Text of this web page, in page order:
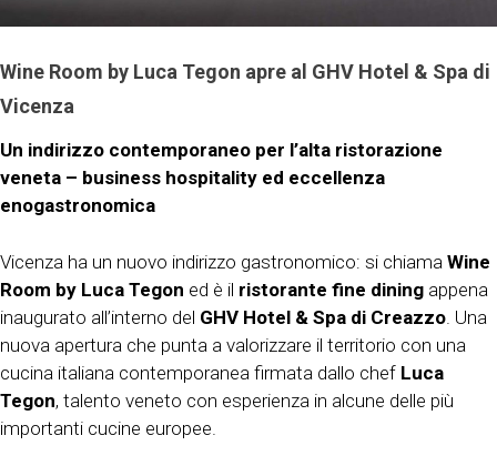
Wine Room by Luca Tegon apre al GHV Hotel & Spa di
Vicenza
Un indirizzo contemporaneo per l’alta ristorazione
veneta – business hospitality ed eccellenza
enogastronomica
Vicenza ha un nuovo indirizzo gastronomico: si chiama Wine
Room by Luca Tegon ed è il ristorante fine dining appena
inaugurato all’interno del GHV Hotel & Spa di Creazzo . Una
nuova apertura che punta a valorizzare il territorio con una
cucina italiana contemporanea firmata dallo chef Luca
Tegon, talento veneto con esperienza in alcune delle più
importanti cucine europee.